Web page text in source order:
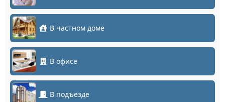
В частном доме
В офисе
В подъезде